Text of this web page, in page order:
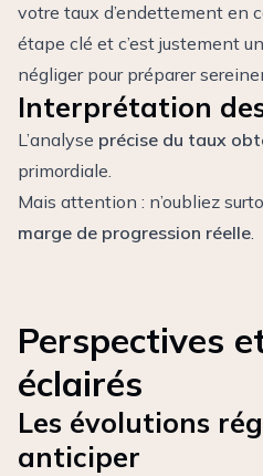
votre taux d’endettement en
étape clé et c’est justement
négliger pour préparer
Interprétation
L’analyse précise du taux
primordiale.
Mais attention : n’oubliez
marge de progression réelle.
Perspectives
éclairés
Les évolutions
anticiper